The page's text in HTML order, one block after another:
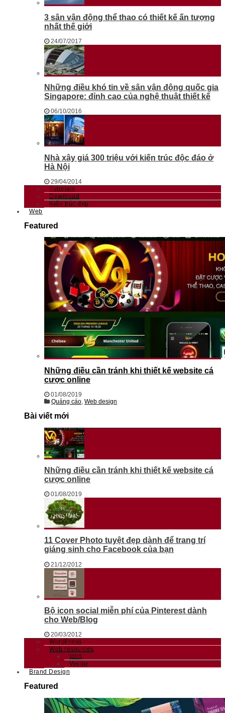
3 sân vận động thể thao có thiết kế ấn tượng
nhất thế giới
24/07/2017
Những điều khó tin về sân vận động quốc gia
Singapore: đỉnh cao của nghệ thuật thiết kế
06/10/2016
Nhà xây giá 300 triệu với kiến trúc độc đáo ở
Hà Nội
29/04/2014
Tutorials
Download
Kiến trúc đẹp
Web
Featured
Những điều cần tránh khi thiết kế website cá
cược online
01/08/2019
Quảng cáo, Web design
Bài viết mới
Những điều cần tránh khi thiết kế website cá
cược online
01/08/2019
11 Cover Photo tuyệt đẹp dành để trang trí
giáng sinh cho Facebook của bạn
21/12/2012
Bộ icon social miễn phí của Pinterest dành
cho Web/Blog
20/03/2012
WordPress
Web resources
Icon
Vector
Brand Design
Featured